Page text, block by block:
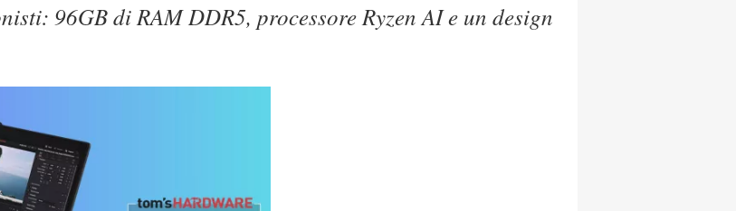
96GB di RAM DDR5, processore Ryzen AI e un design